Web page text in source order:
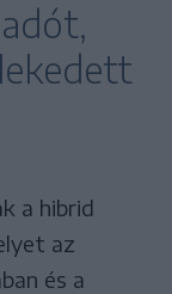
a hibrid
az
és a